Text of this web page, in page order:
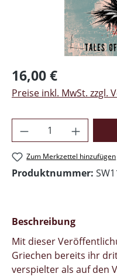
Regulärer Preis:
16,00 €
Preise inkl. MwSt. zzgl.
Produkt
Zum Merkzettel hinzufügen
Produktnummer:
Beschreibung
Mit dieser
Griechen bereits ihr
verspielter als auf den